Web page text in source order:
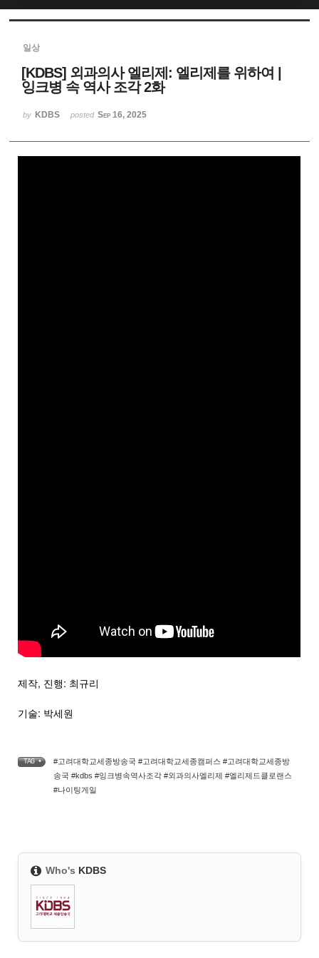
일상
[KDBS] 외과의사 엘리제: 엘리제를 위하여 |
잉크병 속 역사 조각 2화
by KDBS posted Sep 16, 2025
제작, 진행: 최규리
기술: 박세원
TAG •
#고려대학교세종방송국 #고려대학교세종캠퍼스 #고려대학교세종방
송국 #kdbs #잉크병속역사조각 #외과의사엘리제 #엘리제드클로랜스
#나이팅게일
Who's KDBS
Sketchbook5, 스케치북5
Sketchbook5, 스케치북5